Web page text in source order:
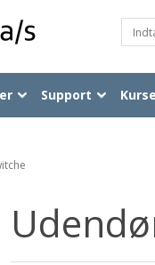
Support